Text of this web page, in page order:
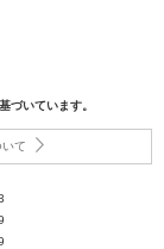
づいています。
て